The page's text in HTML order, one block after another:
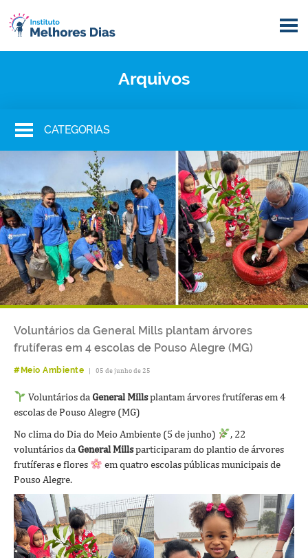
Arquivos
CATEGORIAS
Voluntários da General Mills plantam árvores
frutíferas em 4 escolas de Pouso Alegre (MG)
#Meio Ambiente | 05 de junho de 25
Voluntários da General Millsplantam árvores frutíferas em 4
escolas de Pouso Alegre (MG)
No clima do Dia do Meio Ambiente (5 de junho)
, 22
voluntários da General Millsparticiparam do plantio de árvores
frutíferas e flores
em quatro escolas públicas municipais de
Pouso Alegre.